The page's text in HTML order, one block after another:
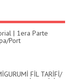
| 1era Parte
Port
FİL TARİFİ/